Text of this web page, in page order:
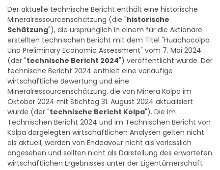
Mineralressourcenschätzung (die "historische
Schätzung"), die ursprünglich in einem für die Aktionäre
erstellten technischen Bericht mit dem Titel "Huachocolpa
Uno Preliminary Economic Assessment" vom 7. Mai 2024
(der "technische Bericht 2024") veröffentlicht wurde. Der
technische Bericht 2024 enthielt eine vorläufige
wirtschaftliche Bewertung und eine
Mineralressourcenschätzung, die von Minera Kolpa im
Oktober 2024 mit Stichtag 31. August 2024 aktualisiert
wurde (der "technische Bericht Kolpa"). Die im
Technischen Bericht 2024 und im Technischen Bericht von
Kolpa dargelegten wirtschaftlichen Analysen gelten nicht
als aktuell, werden von Endeavour nicht als verlässlich
angesehen und sollten nicht als Darstellung des erwarteten
wirtschaftlichen Ergebnisses unter der Eigentümerschaft
von Endeavour betrachtet werden.